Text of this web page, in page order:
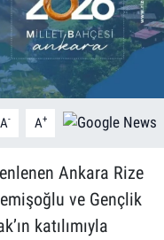
A- A+
Ankara Rize
ve Gençlik
katılımıyla